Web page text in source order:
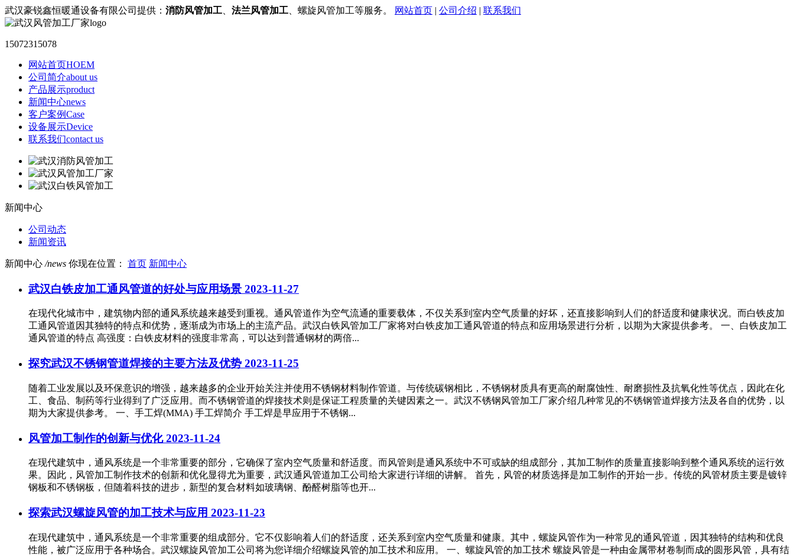
武汉豪锐鑫恒暖通设备有限公司提供： 消防风管加工 法兰风管加工 、螺旋风管加工等服务。 网站首页 | 公司介绍 | 联系我们
15072315078
网站首页HOEM
公司简介about us
产品展示product
新闻中心news
客户案例Case
设备展示Device
联系我们contact us
新闻中心
公司动态
新闻资讯
新闻中心 /news 你现在位置： 首页 新闻中心
武汉白铁皮加工通风管道的好处与应用场景 2023-11-27
在现代化城市中，建筑物内部的通风系统越来越受到重视。通风管道作为空气流通的重要载体，不仅关系到室内空气质量的好坏，还直接影响到人们的舒适度和健康状况。而白铁皮加
工通风管道因其独特的特点和优势，逐渐成为市场上的主流产品。武汉白铁风管加工厂家将对白铁皮加工通风管道的特点和应用场景进行分析，以期为大家提供参考。 一、白铁皮加工
通风管道的特点 高强度：白铁皮材料的强度非常高，可以达到普通钢材的两倍...
探究武汉不锈钢管道焊接的主要方法及优势 2023-11-25
随着工业发展以及环保意识的增强，越来越多的企业开始关注并使用不锈钢材料制作管道。与传统碳钢相比，不锈钢材质具有更高的耐腐蚀性、耐磨损性及抗氧化性等优点，因此在化
工、食品、制药等行业得到了广泛应用。而不锈钢管道的焊接技术则是保证工程质量的关键因素之一。武汉不锈钢风管加工厂家介绍几种常见的不锈钢管道焊接方法及各自的优势，以
期为大家提供参考。 一、手工焊(MMA) 手工焊简介 手工焊是早应用于不锈钢...
风管加工制作的创新与优化2023-11-24
在现代建筑中，通风系统是一个非常重要的部分，它确保了室内空气质量和舒适度。而风管则是通风系统中不可或缺的组成部分，其加工制作的质量直接影响到整个通风系统的运行效
果。因此，风管加工制作技术的创新和优化显得尤为重要，武汉通风管道加工公司给大家进行详细的讲解。 首先，风管的材质选择是加工制作的开始一步。传统的风管材质主要是镀锌
钢板和不锈钢板，但随着科技的进步，新型的复合材料如玻璃钢、酚醛树脂等也开...
探索武汉螺旋风管的加工技术与应用 2023-11-23
在现代建筑中，通风系统是一个非常重要的组成部分。它不仅影响着人们的舒适度，还关系到室内空气质量和健康。其中，螺旋风管作为一种常见的通风管道，因其独特的结构和优良
性能，被广泛应用于各种场合。武汉螺旋风管加工公司将为您详细介绍螺旋风管的加工技术和应用。 一、螺旋风管的加工技术 螺旋风管是一种由金属带材卷制而成的圆形风管，具有结